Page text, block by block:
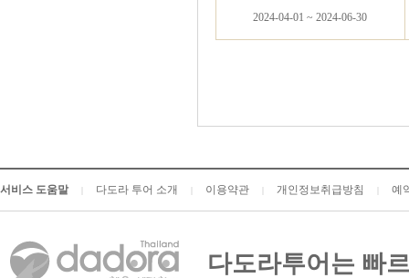
2024-04-01 ~ 2024-06-30
서비스 도움말 다도라 투어 소개 이용약관 개인정보취급방침 예
다도라투어는 빠